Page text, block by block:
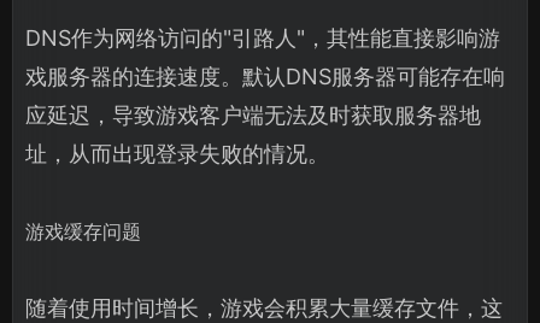
DNS作为网络访问的"引路人"，其性能直接影响游
戏服务器的连接速度。默认DNS服务器可能存在响
应延迟，导致游戏客户端无法及时获取服务器地
址，从而出现登录失败的情况。
游戏缓存问题
随着使用时间增长，游戏会积累大量缓存文件，这